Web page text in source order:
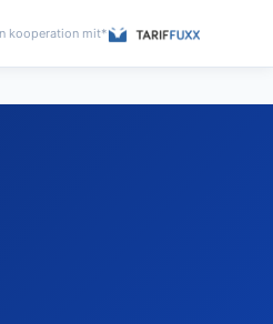
kooperation mit*